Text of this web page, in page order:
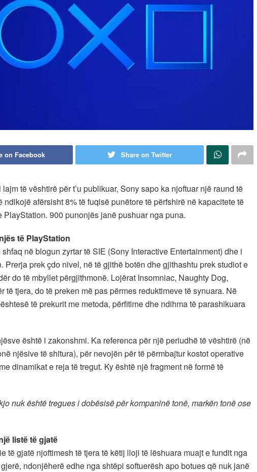
on Facebook Share on Twitter
të vështirë për t’u publikuar, Sony sapo ka njoftuar një raund të
afërsisht 8% të fuqisë punëtore të përfshirë në kapacitete të
900 punonjës janë pushuar nga puna.
të PlayStation
në blogun zyrtar të SIE (Sony Interactive Entertainment) dhe i
Prerja prek çdo nivel, në të gjithë botën dhe gjithashtu prek studiot e
do të mbyllet përgjithmonë. Lojërat Insomniac, Naughty Dog,
të tjera, do të preken më pas përmes reduktimeve të synuara. Në
të prekurit me metoda, përfitime dhe ndihma të parashikuara
është i zakonshmi. Ka referenca për një periudhë të vështirë (në
njësive të shitura), për nevojën për të përmbajtur kostot operative
dinamikat e reja të tregut. Ky është një fragment në formë të
nuk është tregues i dobësisë për kompaninë tonë, markën tonë ose
listë të gjatë
të gjatë njoftimesh të tjera të këtij lloji të lëshuara muajt e fundit nga
ndonjëherë edhe nga shtëpi softuerësh apo botues që nuk janë